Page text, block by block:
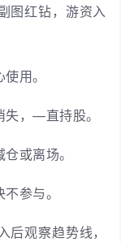
图红钻，游资入
用。
，—直持股。
或离场。
参与。
观察趋势线，